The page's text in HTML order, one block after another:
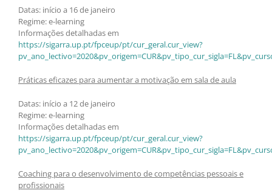
Datas: início a 16 de janeiro
Regime: e-learning
Informações detalhadas em
https://sigarra.up.pt/fpceup/pt/cur_geral.cur_view?
Práticas eficazes para aumentar a motivação em sala de aula
Datas: início a 12 de janeiro
Regime: e-learning
Informações detalhadas em
https://sigarra.up.pt/fpceup/pt/cur_geral.cur_view?
Coaching para o desenvolvimento de competências pessoais e
profissionais